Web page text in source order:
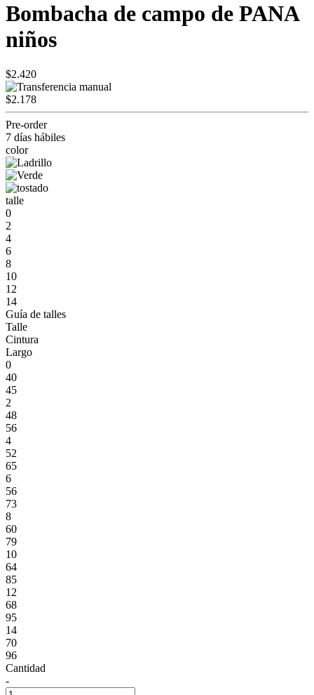
Bombacha de campo de PANA
niños
$2.420
$2.178
Pre-order
7 días hábiles
color
talle
0
2
4
6
8
10
12
14
Guía de talles
Talle
Cintura
Largo
0
40
45
2
48
56
4
52
65
6
56
73
8
60
79
10
64
85
12
68
95
14
70
96
Cantidad
-